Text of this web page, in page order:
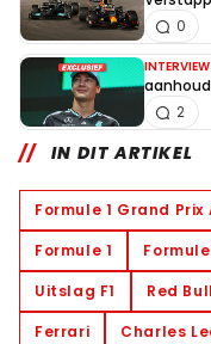
0
INTERVIEW
2
IN DIT ARTIKEL
Formule 1 Grand
Formule 1
Uitslag F1
Red
Ferrari
Charles